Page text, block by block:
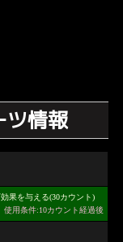
ツ情報
果を与える(30カウント)
使用条件:10カウント経過後